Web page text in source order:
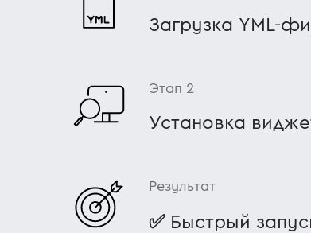
Загрузка YML-
Этап 2
Установка
Результат
✅ Быстрый